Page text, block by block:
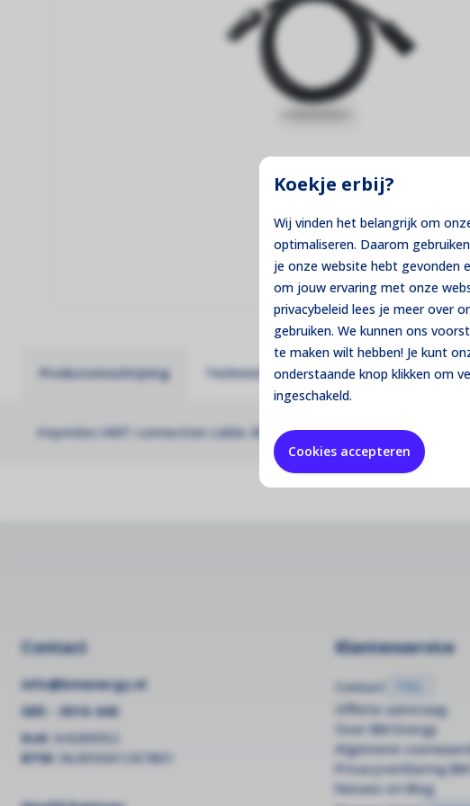
Koekje erbij?
Wij vinden het belangrijk om
optimaliseren. Daarom
je onze website hebt gevonden
om jouw ervaring met onze
privacybeleid lees je meer over
gebruiken. We kunnen ons
te maken wilt hebben! Je kunt
onderstaande knop klikken om
ingeschakeld.
Cookies accepteren
Thuisbatterijen
Maximale controle over je eigen stroom!
Montage Materiaal
Productomschrijving Technische specificaties
Hoymiles HMT connection cable 3M
Contact
info@bmenergy.nl
085 - 3016 440
KvK: 64289052
BTW: NL855601267B01
Klantenservice
Contact FAQ
Offerte aanvraag
Over BM Energy
Algemene
Privacyverklaring
Nieuws en Blog